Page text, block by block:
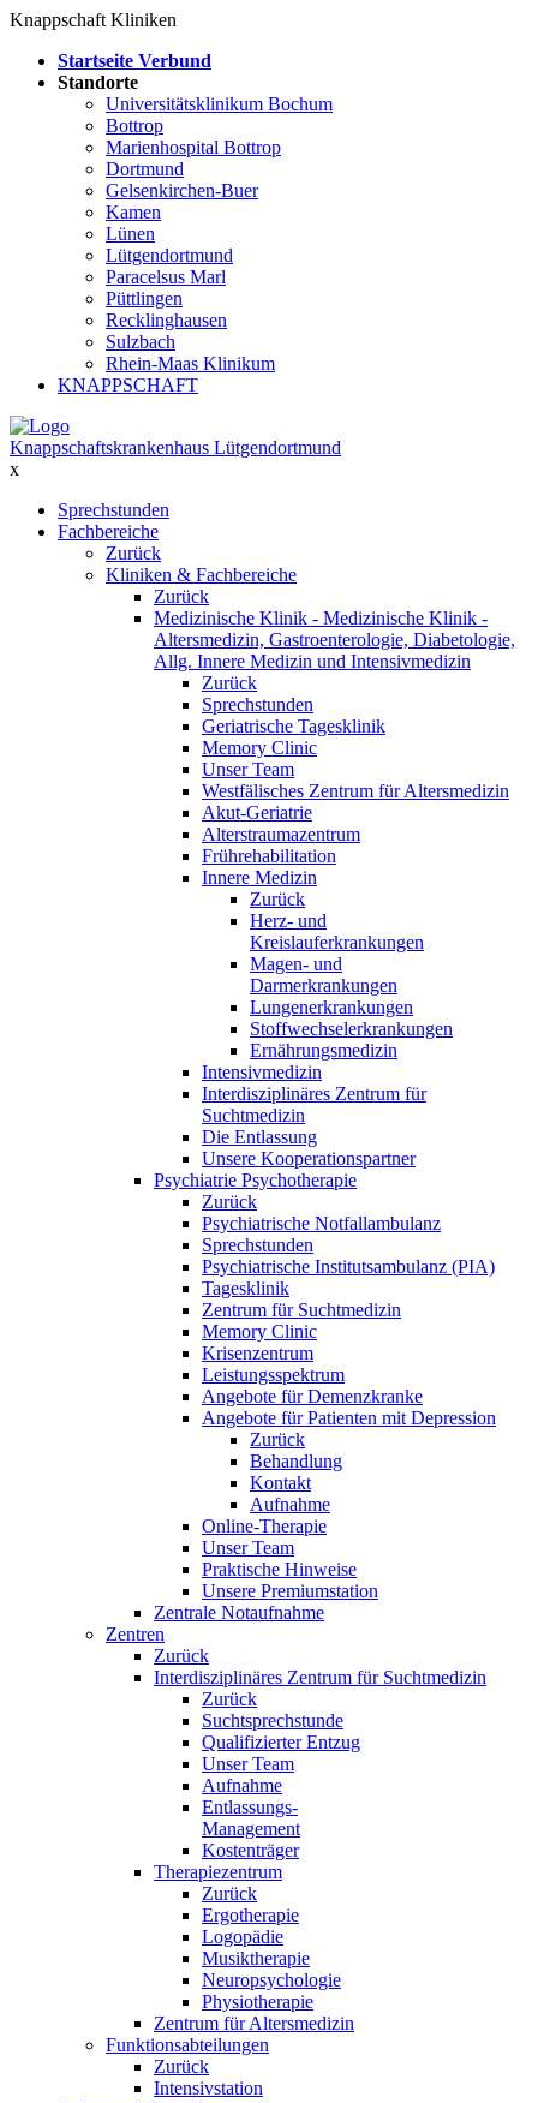
Knappschaft Kliniken
Startseite Verbund
Standorte
Universitätsklinikum Bochum
Bottrop
Marienhospital Bottrop
Dortmund
Gelsenkirchen-Buer
Kamen
Lünen
Lütgendortmund
Paracelsus Marl
Püttlingen
Recklinghausen
Sulzbach
Rhein-Maas Klinikum
KNAPPSCHAFT
Knappschaftskrankenhaus Lütgendortmund
x
Sprechstunden
Fachbereiche
Zurück
Kliniken & Fachbereiche
Zurück
Medizinische Klinik - Medizinische Klinik -
Altersmedizin, Gastroenterologie, Diabetologie,
Allg. Innere Medizin und Intensivmedizin
Zurück
Sprechstunden
Geriatrische Tagesklinik
Memory Clinic
Unser Team
Westfälisches Zentrum für Altersmedizin
Akut-Geriatrie
Alterstraumazentrum
Frührehabilitation
Innere Medizin
Zurück
Herz- und
Kreislauferkrankungen
Magen- und
Darmerkrankungen
Lungenerkrankungen
Stoffwechselerkrankungen
Ernährungsmedizin
Intensivmedizin
Interdisziplinäres Zentrum für
Suchtmedizin
Die Entlassung
Unsere Kooperationspartner
Psychiatrie Psychotherapie
Zurück
Psychiatrische Notfallambulanz
Sprechstunden
Psychiatrische Institutsambulanz (PIA)
Tagesklinik
Zentrum für Suchtmedizin
Memory Clinic
Krisenzentrum
Leistungsspektrum
Angebote für Demenzkranke
Angebote für Patienten mit Depression
Zurück
Behandlung
Kontakt
Aufnahme
Online-Therapie
Unser Team
Praktische Hinweise
Unsere Premiumstation
Zentrale Notaufnahme
Zentren
Zurück
Interdisziplinäres Zentrum für Suchtmedizin
Zurück
Suchtsprechstunde
Qualifizierter Entzug
Unser Team
Aufnahme
Entlassungs-
Management
Kostenträger
Therapiezentrum
Zurück
Ergotherapie
Logopädie
Musiktherapie
Neuropsychologie
Physiotherapie
Zentrum für Altersmedizin
Funktionsabteilungen
Zurück
Intensivstation